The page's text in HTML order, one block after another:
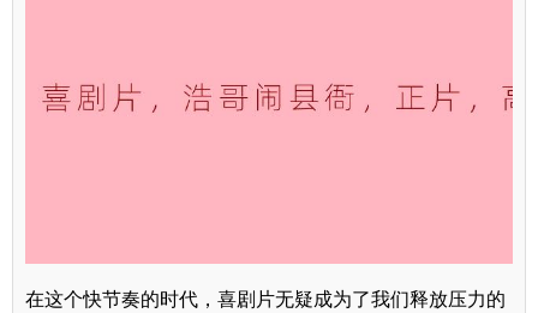
在这个快节奏的时代，喜剧片无疑成为了我们释放压力的